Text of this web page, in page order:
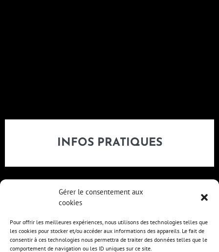
Gérer le consentement aux
cookies
Pour offrir les meilleures expériences, nous utilisons des technologies telles que
les cookies pour stocker et/ou accéder aux informations des appareils. Le fait de
consentir à ces technologies nous permettra de traiter des données telles que le
comportement de navigation ou les ID uniques sur ce site.
INFOS PRATIQUES